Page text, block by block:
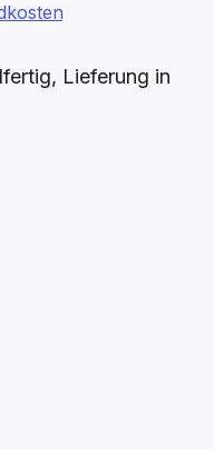
Lieferung in